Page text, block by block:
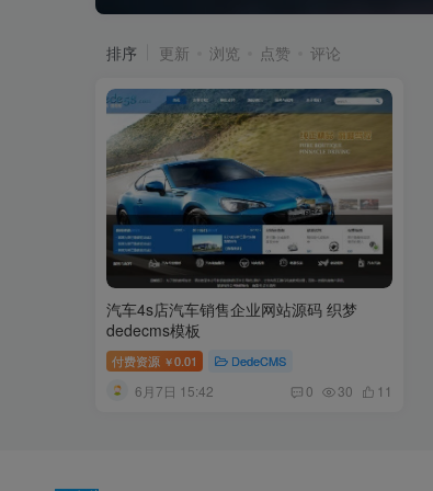
排序 更新 浏览 点赞 评论
汽车4s店汽车销售企业网站源码 织梦
dedecms模板
付费资源 ￥0.01 DedeCMS
6月7日 15:42 0 30 11